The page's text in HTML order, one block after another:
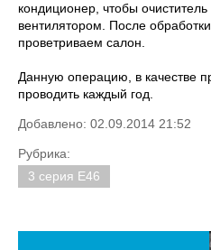
кондиционер, чтобы
вентилятором. После
проветриваем салон.
Данную операцию, в качестве
проводить каждый год.
Добавлено: 02.09.2014 21:52
Рубрика:
3 серия E46